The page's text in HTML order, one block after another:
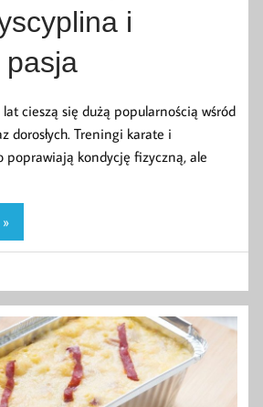
i
pasja
cieszą się dużą popularnością wśród
dorosłych. Treningi karate i
poprawiają kondycję fizyczną, ale